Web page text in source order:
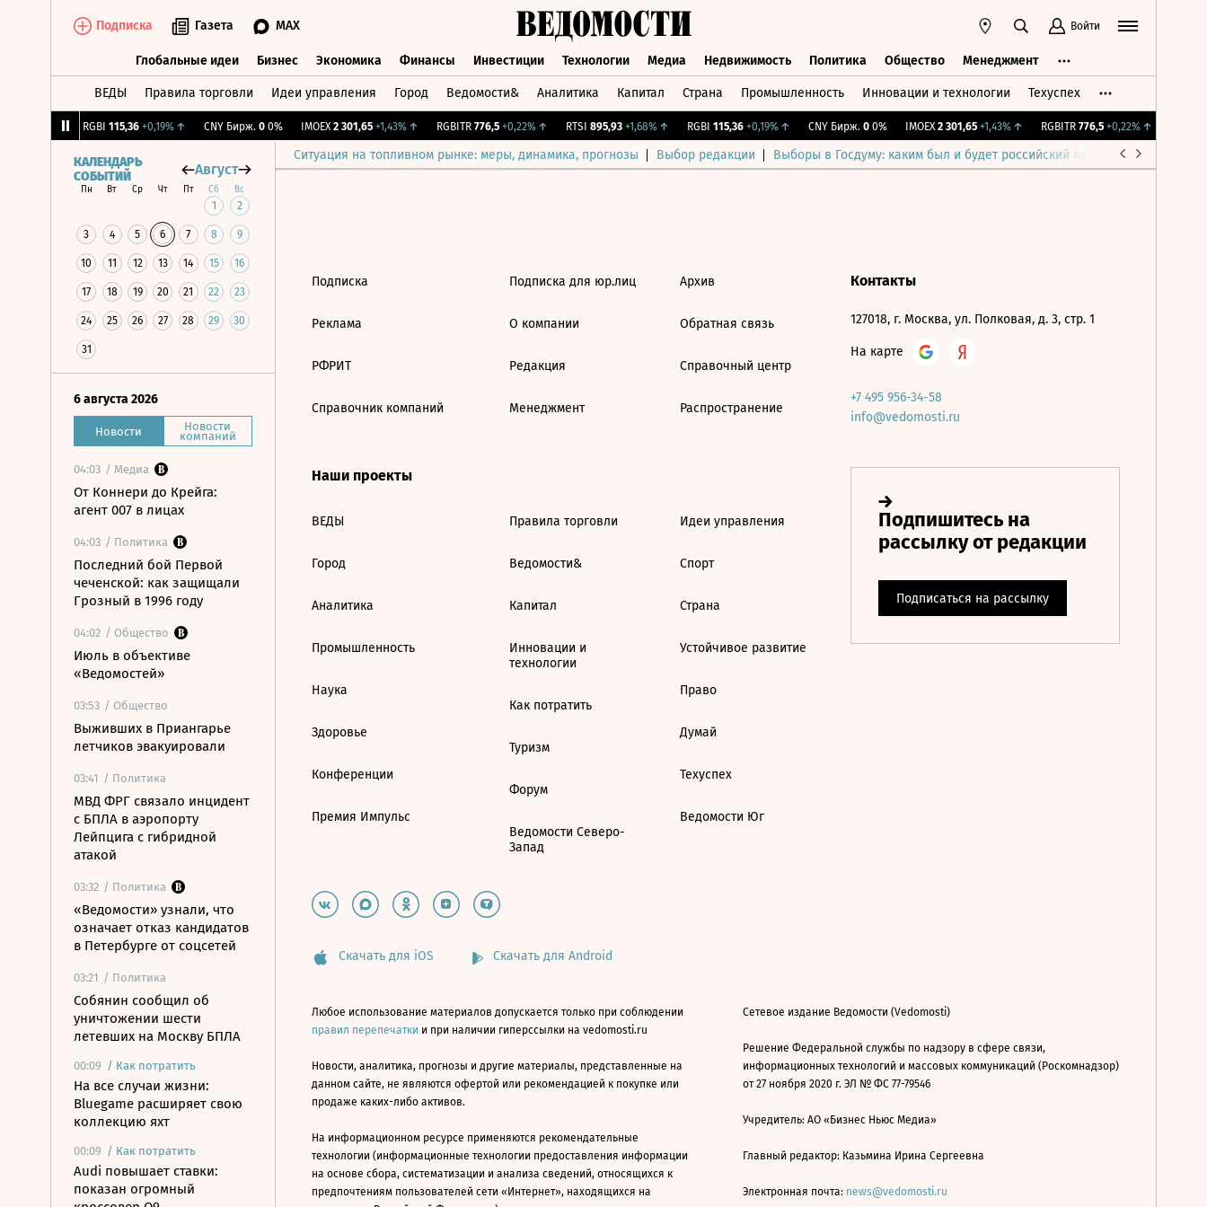
Подписка Газета MAX Войти
Глобальные идеи Бизнес Экономика Финансы Инвестиции Технологии Медиа Недвижимость Политика Общество Менеджмент
ВЕДЫ Правила торговли Идеи управления Город Ведомости& Аналитика Капитал Страна Промышленность Инновации и технологии Техуспех
RGBI 115,36 +0,19%↑ CNY Бирж. 0 0% IMOEX 2 301,65 +1,43%↑ RGBITR 776,5 +0,22%↑ RTSI 895,93 +1,68%↑ RGBI 115,36 +0,19%↑ CNY Бирж. 0 0% IMOEX 2 301,65 +1,43%↑ RGBITR 776,5 +0,22%↑
Ситуация на топливном рынке: меры, динамика, прогнозы Выбор редакции Выборы в Госдуму: каким был и будет российский парламент
КАЛЕНДАРЬ
СОБЫТИЙ
Август
Пн Вт Ср Чт Пт Сб Вс
1 2
3 4 5 6 7 8 9
10 11 12 13 14 15 16
17 18 19 20 21 22 23
24 25 26 27 28 29 30
31
6 августа 2026
Новости Новости
компаний
04:03 / Медиа
От Коннери до Крейга:
агент 007 в лицах
04:03 / Политика
Последний бой Первой
чеченской: как защищали
Грозный в 1996 году
04:02 / Общество
Июль в объективе
«Ведомостей»
03:53 / Общество
Выживших в Приангарье
летчиков эвакуировали
03:41 / Политика
МВД ФРГ связало инцидент
с БПЛА в аэропорту
Лейпцига с гибридной
атакой
03:32 / Политика
«Ведомости» узнали, что
означает отказ кандидатов
в Петербурге от соцсетей
03:21 / Политика
Собянин сообщил об
уничтожении шести
летевших на Москву БПЛА
00:09 / Как потратить
На все случаи жизни:
Bluegame расширяет свою
коллекцию яхт
00:09 / Как потратить
Audi повышает ставки:
показан огромный
Подписка
Реклама
РФРИТ
Справочник компаний
Подписка для юр.лиц
О компании
Редакция
Менеджмент
Архив
Обратная связь
Справочный центр
Распространение
Наши проекты
ВЕДЫ
Город
Аналитика
Промышленность
Наука
Здоровье
Конференции
Премия Импульс
Правила торговли
Ведомости&
Капитал
Инновации и
технологии
Как потратить
Туризм
Форум
Ведомости Северо-
Запад
Идеи управления
Спорт
Страна
Устойчивое развитие
Право
Думай
Техуспех
Ведомости Юг
Контакты
127018, г. Москва, ул. Полковая, д. 3, стр. 1
На карте
+7 495 956-34-58
info@vedomosti.ru
Скачать для iOS Скачать для Android
Любое использование материалов допускается только при соблюдении
правил перепечатки и при наличии гиперссылки на vedomosti.ru
Новости, аналитика, прогнозы и другие материалы, представленные на
данном сайте, не являются офертой или рекомендацией к покупке или
продаже каких-либо активов.
На информационном ресурсе применяются рекомендательные
технологии (информационные технологии предоставления информации
на основе сбора, систематизации и анализа сведений, относящихся к
предпочтениям пользователей сети «Интернет», находящихся на
Сетевое издание Ведомости (Vedomosti)
Решение Федеральной службы по надзору в сфере связи,
информационных технологий и массовых коммуникаций (Роскомнадзор)
от 27 ноября 2020 г. ЭЛ № ФС 77-79546
Учредитель: АО «Бизнес Ньюс Медиа»
Главный редактор: Казьмина Ирина Сергеевна
Электронная почта: news@vedomosti.ru